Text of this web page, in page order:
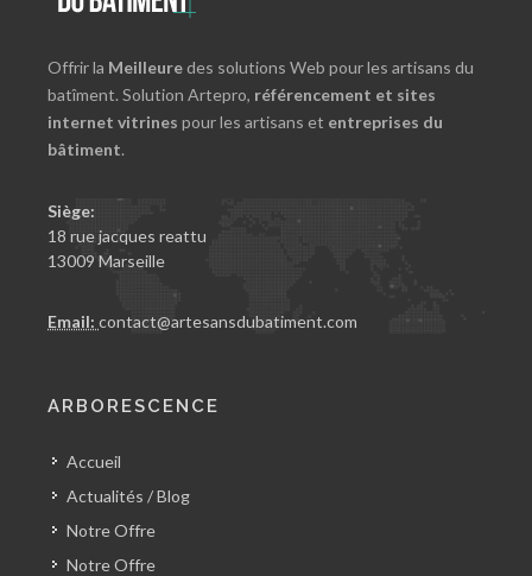
Offrir la Meilleuredes solutions Web pour les artisans du
batîment. Solution Artepro, référencement et sites
internet vitrines pour les artisans et entreprises du
bâtiment.
Siège:
18 rue jacques reattu
13009 Marseille
Email: contact@artesansdubatiment.com
ARBORESCENCE
Accueil
Actualités / Blog
Notre Offre
Notre Offre